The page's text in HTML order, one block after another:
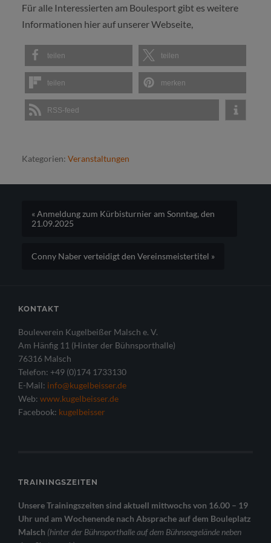
Für alle Interessierten am Boulesport gibt es weitere
Informationen hier auf unserer Webseite,
teilen teilen
teilen merken
RSS-feed
Kategorien: Veranstaltungen
« Anmeldung zum Kürbisturnier am Sonntag, den
21.09.2025
Conny Naber verteidigt den Vereinsmeistertitel »
KONTAKT
Bouleverein Kugelbeißer Malsch e. V.
Am Hänfig 11 (Hinter der Bühnsporthalle)
76316 Malsch
Telefon: +49 (0)174 1733130
E-Mail: info@kugelbeisser.de
Web: www.kugelbeisser.de
Facebook: kugelbeisser
TRAININGSZEITEN
Unsere Trainingszeiten sind aktuell mittwochs von 16.00 – 19
Uhr und am Wochenende nach Absprache auf dem Bouleplatz
Malsch (hinter der Bühnsporthalle auf dem Bühnseegelände neben